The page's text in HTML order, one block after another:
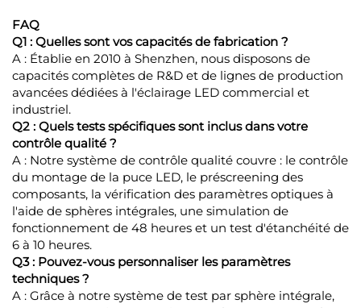
FAQ
Q1 : Quelles sont vos capacités de fabrication ?
A : Établie en 2010 à Shenzhen, nous disposons de
capacités complètes de R&D et de lignes de production
avancées dédiées à l'éclairage LED commercial et
industriel.
Q2 : Quels tests spécifiques sont inclus dans votre
contrôle qualité ?
A : Notre système de contrôle qualité couvre : le contrôle
du montage de la puce LED, le préscreening des
composants, la vérification des paramètres optiques à
l'aide de sphères intégrales, une simulation de
fonctionnement de 48 heures et un test d'étanchéité de
6 à 10 heures.
Q3 : Pouvez-vous personnaliser les paramètres
techniques ?
A : Grâce à notre système de test par sphère intégrale,